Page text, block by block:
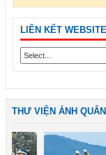
LIÊN KẾT WEBSITE
THƯ VIỆN ẢNH